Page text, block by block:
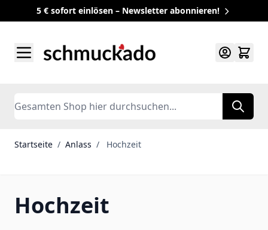
5 € sofort einlösen – Newsletter abonnieren!
Search
Startseite / Anlass / Hochzeit
Hochzeit